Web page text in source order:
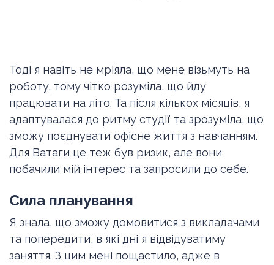
Тоді я навіть не мріяла, що мене візьмуть на
роботу, тому чітко розуміла, що йду
працювати на літо. Та після кількох місяців, я
адаптувалася до ритму студії та зрозуміла, що
зможу поєднувати офісне життя з навчанням.
Для Ватаги це теж був ризик, але вони
побачили мій інтерес та запросили до себе.
Сила планування
Я знала, що зможу домовитися з викладачами
та попередити, в які дні я відвідуватиму
заняття. З цим мені пощастило, адже в